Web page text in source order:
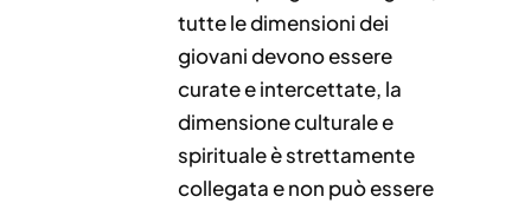
tutte le dimensioni dei
giovani devono essere
curate e intercettate, la
dimensione culturale e
spirituale è strettamente
collegata e non può essere